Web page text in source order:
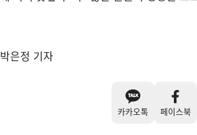
박은정 기자
카카오톡 페이스북